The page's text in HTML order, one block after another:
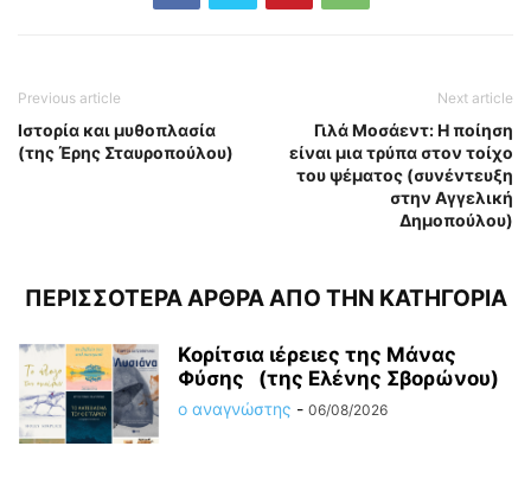
Previous article
Ιστορία και μυθοπλασία
(της Έρης Σταυροπούλου)
Next article
Γιλά Μοσάεντ: Η ποίηση
είναι μια τρύπα στον τοίχο
του ψέματος (συνέντευξη
στην Αγγελική
Δημοπούλου)
ΠΕΡΙΣΣΟΤΕΡΑ ΑΡΘΡΑ ΑΠΟ ΤΗΝ ΚΑΤΗΓΟΡΙΑ
Κορίτσια ιέρειες της Μάνας
Φύσης (της Ελένης Σβορώνου)
ο αναγνώστης - 06/08/2026